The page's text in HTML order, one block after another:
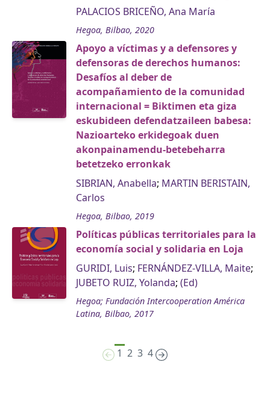
PALACIOS BRICEÑO, Ana María
Hegoa, Bilbao, 2020
Apoyo a víctimas y a defensores y
defensoras de derechos humanos:
Desafíos al deber de
acompañamiento de la comunidad
internacional = Biktimen eta giza
eskubideen defendatzaileen babesa:
Nazioarteko erkidegoak duen
akonpainamendu-betebeharra
betetzeko erronkak
SIBRIAN, Anabella; MARTIN BERISTAIN,
Carlos
Hegoa, Bilbao, 2019
Políticas públicas territoriales para la
economía social y solidaria en Loja
GURIDI, Luis; FERNÁNDEZ-VILLA, Maite;
JUBETO RUIZ, Yolanda; (Ed)
Hegoa; Fundación Intercooperation América
Latina, Bilbao, 2017
1 2 3 4